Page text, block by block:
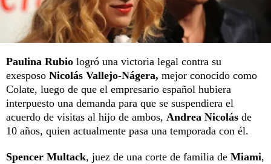
Paulina Rubio logró una victoria legal contra su
exesposo Nicolás Vallejo-Nágera, mejor conocido como
Colate, luego de que el empresario español hubiera
interpuesto una demanda para que se suspendiera el
acuerdo de visitas al hijo de ambos, Andrea Nicolás de
10 años, quien actualmente pasa una temporada con él.
Spencer Multack, juez de una corte de familia de Miami,